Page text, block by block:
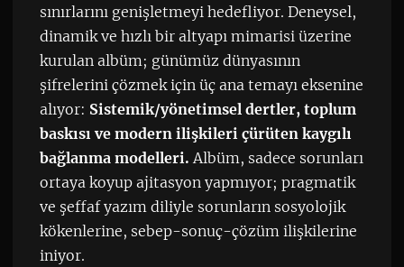
sınırlarını genişletmeyi hedefliyor. Deneysel,
dinamik ve hızlı bir altyapı mimarisi üzerine
kurulan albüm; günümüz dünyasının
şifrelerini çözmek için üç ana temayı eksenine
alıyor: Sistemik/yönetimsel dertler, toplum
baskısı ve modern ilişkileri çürüten kaygılı
bağlanma modelleri. Albüm, sadece sorunları
ortaya koyup ajitasyon yapmıyor; pragmatik
ve şeffaf yazım diliyle sorunların sosyolojik
kökenlerine, sebep-sonuç-çözüm ilişkilerine
iniyor.